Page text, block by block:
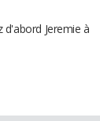
Jeremie à